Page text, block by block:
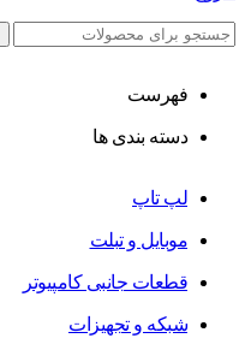
فهرست
دسته بندی ها
لپ تاپ
موبایل و تبلت
قطعات جانبی کامپیوتر
شبکه و تجهیزات